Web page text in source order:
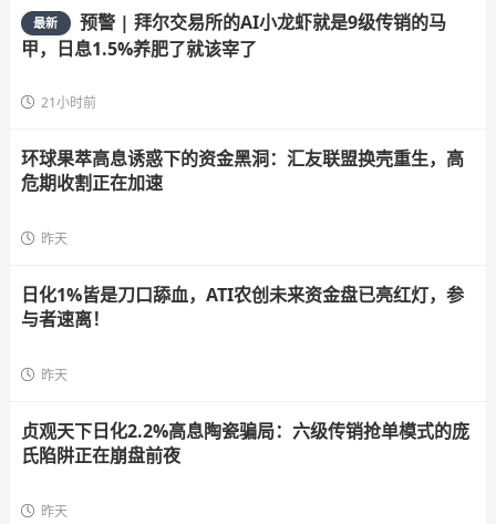
最新
预警 | 拜尔交易所的AI小龙虾就是9级传销的马
甲，日息1.5%养肥了就该宰了
21小时前
环球果萃高息诱惑下的资金黑洞：汇友联盟换壳重生，高
危期收割正在加速
昨天
日化1%皆是刀口舔血，ATI农创未来资金盘已亮红灯，参
与者速离！
昨天
贞观天下日化2.2%高息陶瓷骗局：六级传销抢单模式的庞
氏陷阱正在崩盘前夜
昨天